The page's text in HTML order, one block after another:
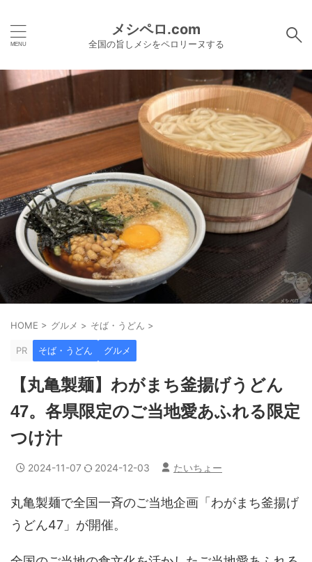
メシペロ.com
全国の旨しメシをペロリーヌする
HOME > グルメ > そば・うどん >
PR そば・うどん グルメ
【丸亀製麺】わがまち釜揚げうどん
47。各県限定のご当地愛あふれる限定
つけ汁
2024-11-07 2024-12-03 たいちょー
丸亀製麺で全国一斉のご当地企画「わがまち釜揚げ
うどん47」が開催。